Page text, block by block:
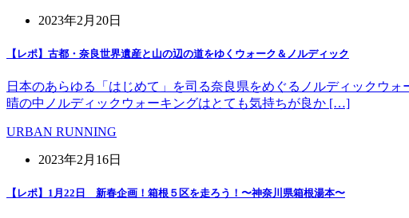
2023年2月20日
【レポ】古都・奈良世界遺産と山の辺の道をゆくウォーク＆ノルディック
日本のあらゆる「はじめて」を司る奈良県をめぐるノルディックウ
晴の中ノルディックウォーキングはとても気持ちが良か […]
URBAN RUNNING
2023年2月16日
【レポ】1月22日 新春企画！箱根５区を走ろう！〜神奈川県箱根湯本〜